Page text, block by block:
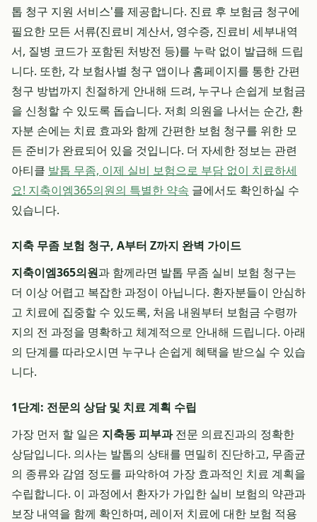
톱 청구 지원 서비스'를 제공합니다. 진료 후 보험금 청구에
필요한 모든 서류(진료비 계산서, 영수증, 진료비 세부내역
서, 질병 코드가 포함된 처방전 등)를 누락 없이 발급해 드립
니다. 또한, 각 보험사별 청구 앱이나 홈페이지를 통한 간편
청구 방법까지 친절하게 안내해 드려, 누구나 손쉽게 보험금
을 신청할 수 있도록 돕습니다. 저희 의원을 나서는 순간, 환
자분 손에는 치료 효과와 함께 간편한 보험 청구를 위한 모
든 준비가 완료되어 있을 것입니다. 더 자세한 정보는 관련
아티클 발톱 무좀, 이제 실비 보험으로 부담 없이 치료하세
요! 지축이엠365의원의 특별한 약속 글에서도 확인하실 수
있습니다.
지축 무좀 보험 청구, A부터 Z까지 완벽 가이드
지축이엠365의원과 함께라면 발톱 무좀 실비 보험 청구는
더 이상 어렵고 복잡한 과정이 아닙니다. 환자분들이 안심하
고 치료에 집중할 수 있도록, 처음 내원부터 보험금 수령까
지의 전 과정을 명확하고 체계적으로 안내해 드립니다. 아래
의 단계를 따라오시면 누구나 손쉽게 혜택을 받으실 수 있습
니다.
1단계: 전문의 상담 및 치료 계획 수립
가장 먼저 할 일은 지축동 피부과전문 의료진과의 정확한
상담입니다. 의사는 발톱의 상태를 면밀히 진단하고, 무좀균
의 종류와 감염 정도를 파악하여 가장 효과적인 치료 계획을
수립합니다. 이 과정에서 환자가 가입한 실비 보험의 약관과
보장 내역을 함께 확인하며, 레이저 치료에 대한 보험 적용